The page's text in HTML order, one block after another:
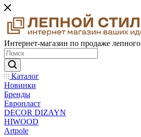
Интернет-магазин по продаже лепного
Каталог
Новинки
Бренды
Европласт
DECOR DIZAYN
HIWOOD
Artpole